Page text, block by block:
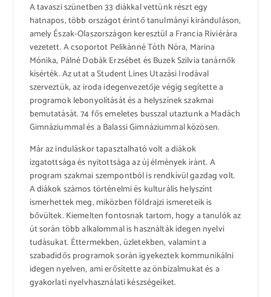
A tavaszi szünetben 33 diákkal vettünk részt egy
hatnapos, több országot érintő tanulmányi kiránduláson,
amely Észak-Olaszországon keresztül a Francia Riviérára
vezetett. A csoportot Pelikánné Tóth Nóra, Marina
Mónika, Pálné Dobák Erzsébet és Buzek Szilvia tanárnők
kísérték. Az utat a Student Lines Utazási Irodával
szerveztük, az iroda idegenvezetője végig segítette a
programok lebonyolítását és a helyszínek szakmai
bemutatását. 74 fős emeletes busszal utaztunk a Madách
Gimnáziummal és a Balassi Gimnáziummal közösen.
Már az induláskor tapasztalható volt a diákok
izgatottsága és nyitottsága az új élmények iránt. A
program szakmai szempontból is rendkívül gazdag volt.
A diákok számos történelmi és kulturális helyszínt
ismerhettek meg, miközben földrajzi ismereteik is
bővültek. Kiemelten fontosnak tartom, hogy a tanulók az
út során több alkalommal is használták idegen nyelvi
tudásukat. Éttermekben, üzletekben, valamint a
szabadidős programok során igyekeztek kommunikálni
idegen nyelven, ami erősítette az önbizalmukat és a
gyakorlati nyelvhasználati készségeiket.